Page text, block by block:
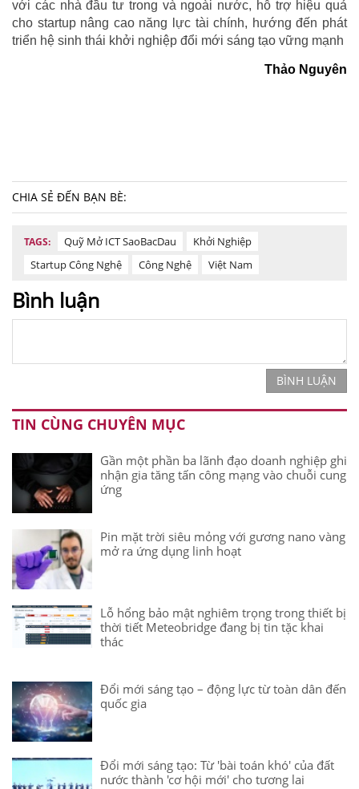
với các nhà đầu tư trong và ngoài nước, hỗ trợ hiệu quả
cho startup nâng cao năng lực tài chính, hướng đến phát
triển hệ sinh thái khởi nghiệp đổi mới sáng tạo vững mạnh
Thảo Nguyên
CHIA SẺ ĐẾN BẠN BÈ:
TAGS: Quỹ Mở ICT SaoBacDau
Khởi Nghiệp
Startup Công Nghệ
Công Nghệ Việt Nam
Bình luận
BÌNH LUẬN
TIN CÙNG CHUYÊN MỤC
Gần một phần ba lãnh đạo doanh nghiệp ghi
nhận gia tăng tấn công mạng vào chuỗi cung
ứng
Pin mặt trời siêu mỏng với gương nano vàng
mở ra ứng dụng linh hoạt
Lỗ hổng bảo mật nghiêm trọng trong thiết bị
thời tiết Meteobridge đang bị tin tặc khai
thác
Đổi mới sáng tạo – động lực từ toàn dân đến
quốc gia
Đổi mới sáng tạo: Từ 'bài toán khó' của đất
nước thành 'cơ hội mới' cho tương lai